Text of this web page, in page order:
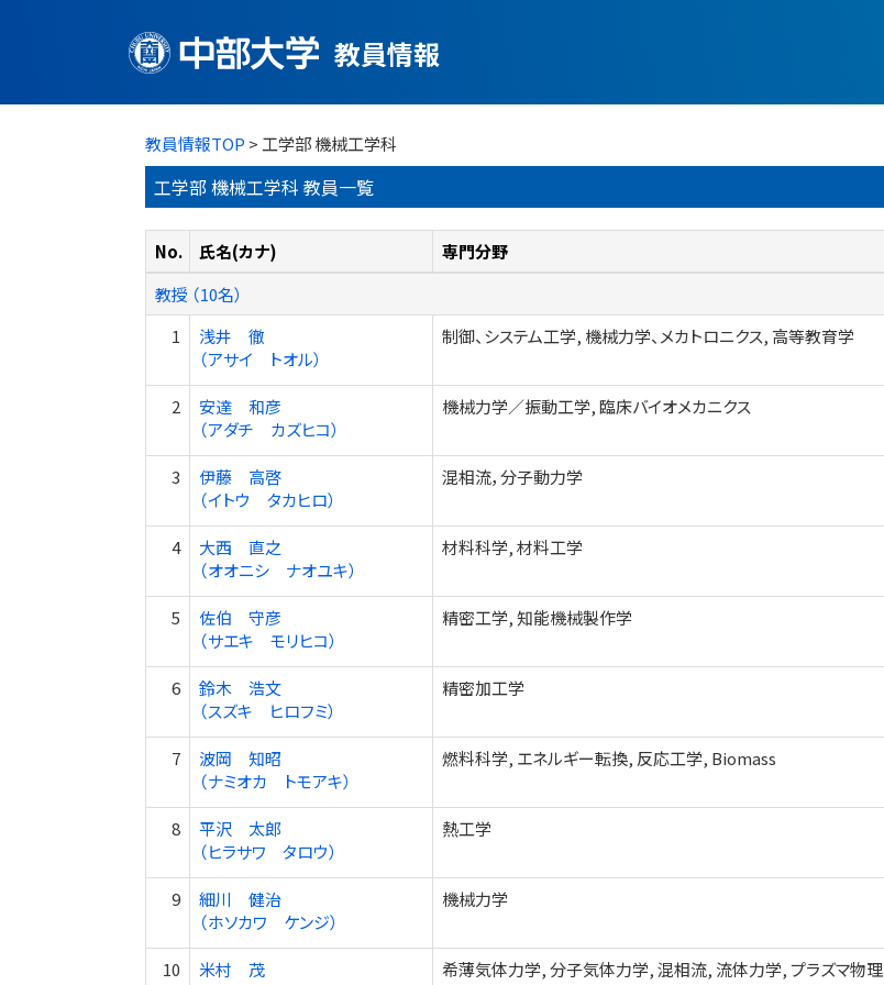
教員情報
教員情報TOP > 工学部 機械工学科
工学部 機械工学科 教員一覧
No. 氏名(カナ)
専門分野
教授 （10名）
1
浅井 徹
（アサイ トオル）
制御、システム工学, 機械力学、メカトロニクス, 高等教育学
2
安達 和彦
（アダチ カズヒコ）
機械力学／振動工学, 臨床バイオメカニクス
3
伊藤 高啓
（イトウ タカヒロ）
混相流，分子動力学
4
大西 直之
（オオニシ ナオユキ）
材料科学, 材料工学
5
佐伯 守彦
（サエキ モリヒコ）
精密工学, 知能機械製作学
6
鈴木 浩文
（スズキ ヒロフミ）
精密加工学
7
波岡 知昭
（ナミオカ トモアキ）
燃料科学, エネルギー転換, 反応工学, Biomass
8
平沢 太郎
（ヒラサワ タロウ）
熱工学
9
細川 健治
（ホソカワ ケンジ）
機械力学
10
米村 茂
希薄気体力学, 分子気体力学, 混相流, 流体力学, プラズマ物理